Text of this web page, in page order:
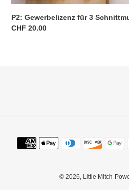
P2: Gewerbelizenz für 3
Normaler
CHF 20.00
© 2026, Little Mitch